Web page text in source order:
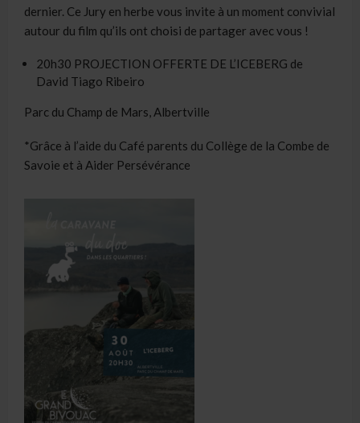
dernier. Ce Jury en herbe vous invite à un moment convivial
autour du film qu’ils ont choisi de partager avec vous !
20h30 PROJECTION OFFERTE DE L’ICEBERG de
David Tiago Ribeiro
Parc du Champ de Mars, Albertville
*Grâce à l’aide du Café parents du Collège de la Combe de
Savoie et à Aider Persévérance